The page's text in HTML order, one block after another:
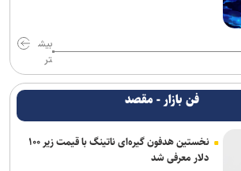
بیش
تر
فن بازار - مقصد
نخستین هدفون گیره‌ای ناتینگ با قیمت زیر ۱۰۰
دلار معرفی شد